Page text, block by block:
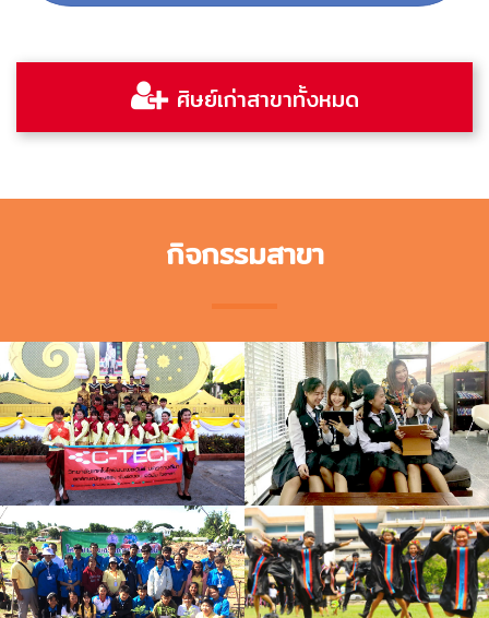
ศิษย์เก่าสาขาทั้งหมด
กิจกรรมสาขา
สืบสานประเพณีแห่เทียน
VIEW
จิตอาสา
VIEW